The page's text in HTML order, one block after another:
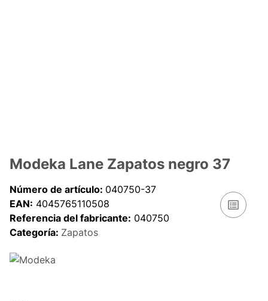
Modeka Lane Zapatos negro 37
Número de artículo: 040750-37
EAN: 4045765110508
Referencia del fabricante: 040750
Categoría: Zapatos